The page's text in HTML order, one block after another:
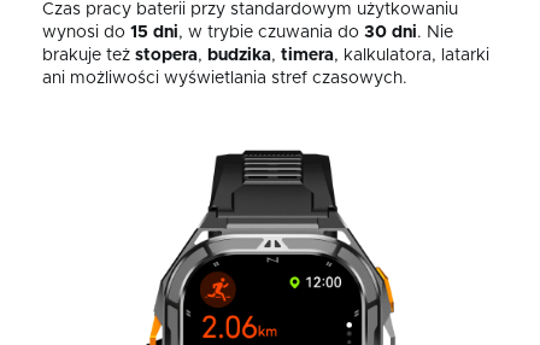
Czas pracy baterii przy standardowym użytkowaniu
wynosi do 15 dni, w trybie czuwania do 30 dni. Nie
brakuje też stopera, budzika, timera, kalkulatora, latarki
ani możliwości wyświetlania stref czasowych.